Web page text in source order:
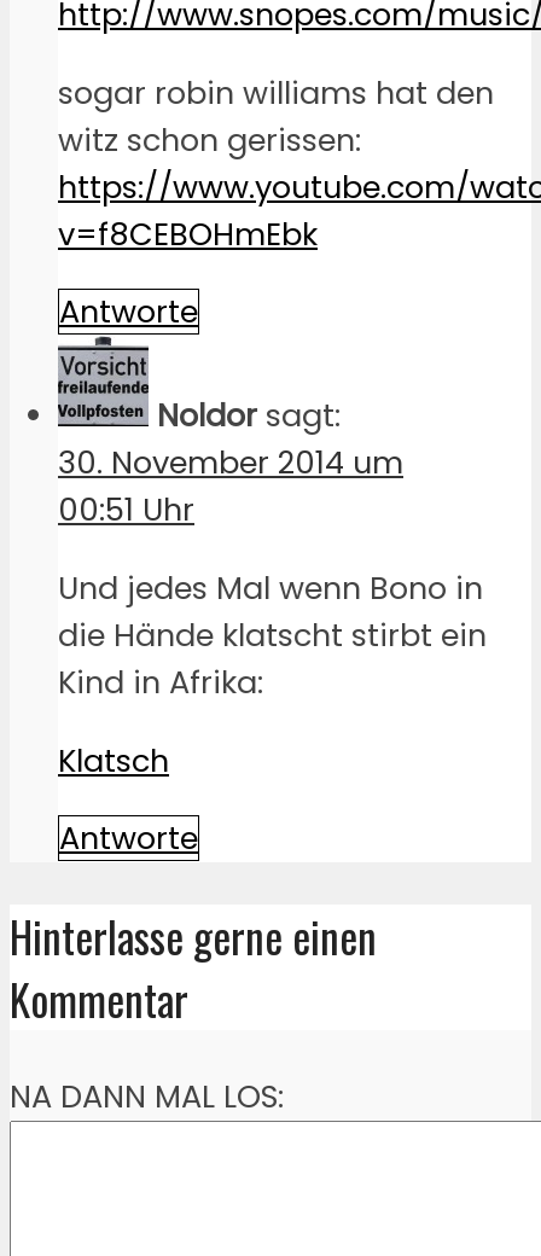
http://www.snopes.com/
sogar robin williams hat den
witz schon gerissen:
https://www.youtube.com/
v=f8CEBOHmEbk
Antworte
Noldor sagt:
30. November 2014 um
00:51 Uhr
Und jedes Mal wenn Bono in
die Hände klatscht stirbt ein
Kind in Afrika:
Klatsch
Antworte
Hinterlasse gerne einen
Kommentar
NA DANN MAL LOS: